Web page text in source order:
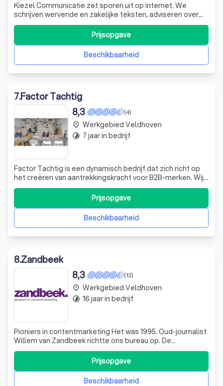
Kiezel Communicatie zet sporen uit op internet. We
schrijven wervende en zakelijke teksten, adviseren over
online communicatie en geven schrijftrainingen waardoor
je met meer gemak en overtuigender schrijft. Kiezel
Communicatie heeft als pay-off: woorden met daden. Dat
staat voor onze Rotterdamse a
Beschikbaarheid
Prijsopgave
7.Factor Tachtig
(4)
8,3
Factor Tachtig is een dynamisch bedrijf dat zich richt op
het creëren van aantrekkingskracht voor B2B-merken. Wij
zijn gespecialiseerd in het ontwikkelen van sterke en
functionele marketing- en communicatieconcepten. Ons
geheime recept? Een unieke combinatie van
merkstrategie, data, content creatie
Beschikbaarheid
Prijsopgave
place Werkgebied Veldhoven
timelapse 7 jaar in bedrijf
8.Zandbeek
(12)
8,3
Pioniers in contentmarketing Het was 1995. Oud-journalist
Willem van Zandbeek richtte ons bureau op. De
loodgieter? Die zocht je in de Gouden Gids. Net als een
communicatiebureau trouwens. Mobiel bellen was voor
de happy few. En contentmarketing? Daar had nog
niemand van gehoord. Maar bij Zandbeek w
Beschikbaarheid
Prijsopgave
place Werkgebied Veldhoven
timelapse 16 jaar in bedrijf